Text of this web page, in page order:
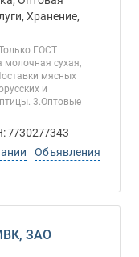
Хранение,
ГОСТ
сухая,
мясных
и
3.Оптовые
7730277343
Объявления
ЗАО